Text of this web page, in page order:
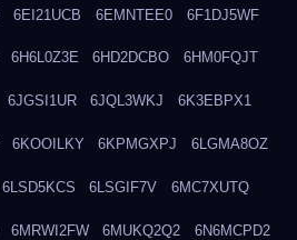
6EI21UCB 6EMNTEE0 6F1DJ5WF
6H6L0Z3E 6HD2DCBO 6HM0FQJT
6JGSI1UR 6JQL3WKJ 6K3EBPX1
6KOOILKY 6KPMGXPJ 6LGMA8OZ
6LSD5KCS 6LSGIF7V 6MC7XUTQ
6MRWI2FW 6MUKQ2Q2 6N6MCPD2